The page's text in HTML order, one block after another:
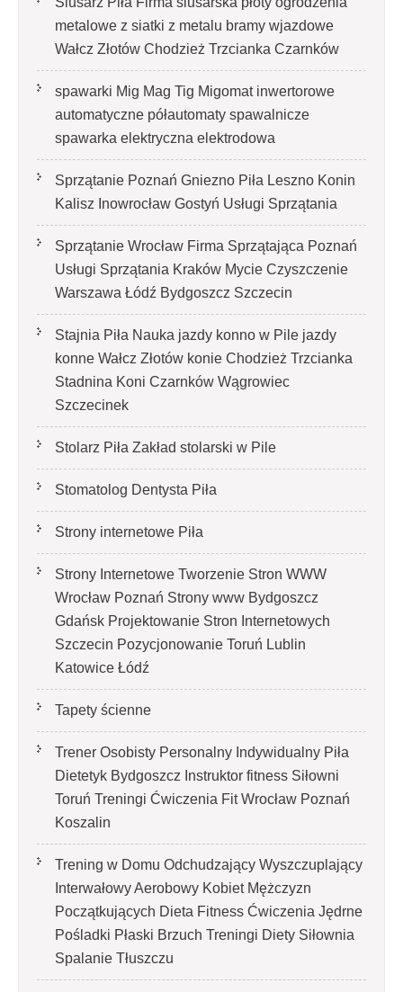
metalowe z siatki z metalu bramy wjazdowe
Wałcz Złotów Chodzież Trzcianka Czarnków
spawarki Mig Mag Tig Migomat inwertorowe
automatyczne półautomaty spawalnicze
spawarka elektryczna elektrodowa
Sprzątanie Poznań Gniezno Piła Leszno Konin
Kalisz Inowrocław Gostyń Usługi Sprzątania
Sprzątanie Wrocław Firma Sprzątająca Poznań
Usługi Sprzątania Kraków Mycie Czyszczenie
Warszawa Łódź Bydgoszcz Szczecin
Stajnia Piła Nauka jazdy konno w Pile jazdy
konne Wałcz Złotów konie Chodzież Trzcianka
Stadnina Koni Czarnków Wągrowiec
Szczecinek
Stolarz Piła Zakład stolarski w Pile
Stomatolog Dentysta Piła
Strony internetowe Piła
Strony Internetowe Tworzenie Stron WWW
Wrocław Poznań Strony www Bydgoszcz
Gdańsk Projektowanie Stron Internetowych
Szczecin Pozycjonowanie Toruń Lublin
Katowice Łódź
Tapety ścienne
Trener Osobisty Personalny Indywidualny Piła
Dietetyk Bydgoszcz Instruktor fitness Siłowni
Toruń Treningi Ćwiczenia Fit Wrocław Poznań
Koszalin
Trening w Domu Odchudzający Wyszczuplający
Interwałowy Aerobowy Kobiet Mężczyzn
Początkujących Dieta Fitness Ćwiczenia Jędrne
Pośladki Płaski Brzuch Treningi Diety Siłownia
Spalanie Tłuszczu